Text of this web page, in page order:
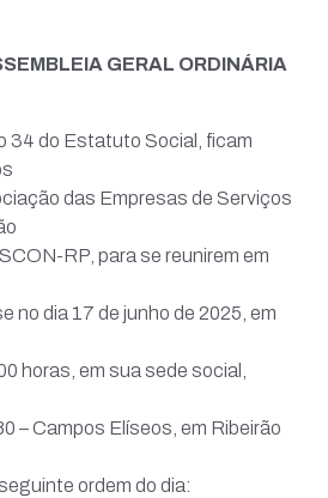
GERAL ORDINÁRIA
34 do Estatuto Social, ficam
das Empresas de Serviços
RP, para se reunirem em
no dia 17 de junho de 2025, em
horas, em sua sede social,
– Campos Elíseos, em Ribeirão
ordem do dia: